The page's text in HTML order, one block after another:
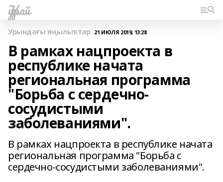
Ҡурай
Урындағы яңылыҡтар 21 ИЮЛЯ 2019, 13:28
В рамках нацпроекта в
республике начата
региональная программа
"Борьба с сердечно-
сосудистыми
заболеваниями".
В рамках нацпроекта в республике начата
региональная программа "Борьба с
сердечно-сосудистыми заболеваниями".